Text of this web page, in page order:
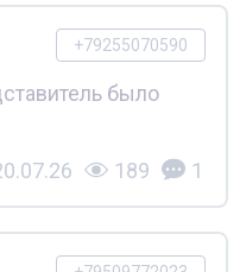
+79255070590
было
189 1